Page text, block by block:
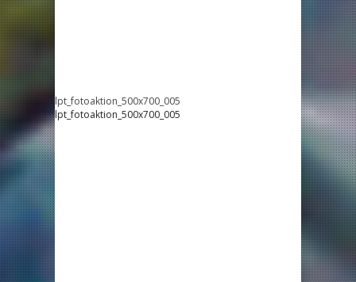
lpt_fotoaktion_500x700_005
lpt_fotoaktion_500x700_005